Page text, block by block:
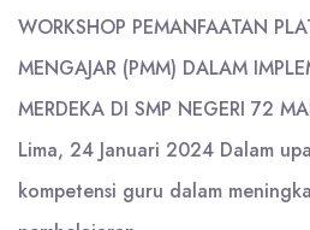
WORKSHOP PEMANFAATAN
MENGAJAR (PMM) DALAM
MERDEKA DI SMP NEGERI 72
Lima, 24 Januari 2024 Dalam
kompetensi guru dalam